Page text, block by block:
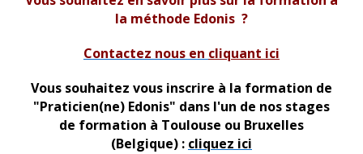
la méthode Edonis ?
Contactez nous en cliquant ici
Vous souhaitez vous inscrire à la formation de
"Praticien(ne) Edonis" dans l'un de nos stages
de formation à Toulouse ou Bruxelles
(Belgique) : cliquez ici